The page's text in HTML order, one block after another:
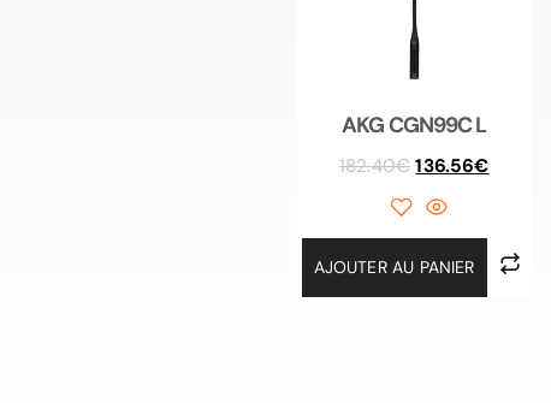
AKG CGN99C L
182.40€ 136.56€
AJOUTER AU PANIER